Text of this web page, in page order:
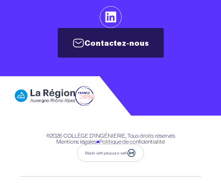
Contactez-nous
Contactez-nous
©2026 COLLÈGE D’INGÉNIERIE, Tous droits réservés
Mentions légales Politique de confidentialité
Made with pleasure with